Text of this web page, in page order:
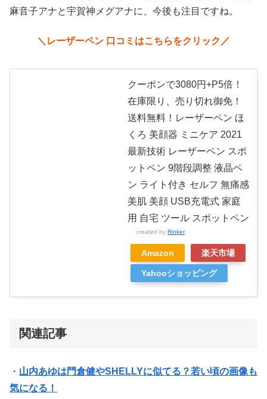
麻音子アナと宇賀神メグアナに、今後も注目ですね。
＼レーザーペン 口コミはこちらをクリック／
クーポンで3080円+P5倍！
在庫限り、売り切れ御免！
送料無料！レーザーペン ほ
くろ 美顔器 ミニケア 2021
最新技術 レーザーペン スポ
ットペン 9階段調整 液晶ペ
ン ライト付き セルフ 無痛感
美肌 美顔 USB充電式 家庭
用 自宅 ツール スポットペン
created by Rinker
Amazon 楽天市場
Yahooショッピング
関連記事
・ 山内あゆは門倉健やSHELLYに似てる？若い頃の画像も
気になる！